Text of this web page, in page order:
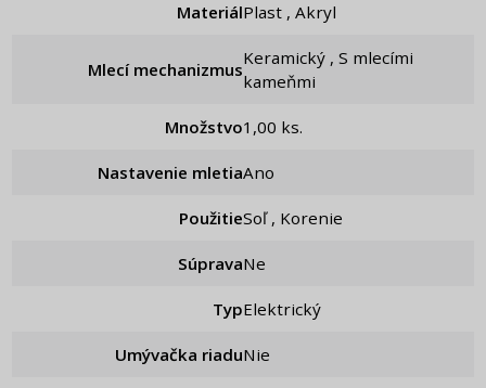
Materiál Plast , Akryl
Mlecí mechanizmus
Keramický , S mlecími
kameňmi
Množstvo 1,00 ks.
Nastavenie mletia ano
Použitie Soľ , Korenie
Súprava ne
Typ Elektrický
Umývačka riadu Nie